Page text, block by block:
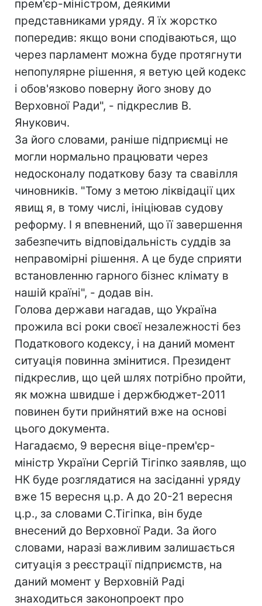
прем'єр-міністром, деякими
представниками уряду. Я їх жорстко
попередив: якщо вони сподіваються, що
через парламент можна буде протягнути
непопулярне рішення, я ветую цей кодекс
і обов'язково поверну його знову до
Верховної Ради", - підкреслив В.
Янукович.
За його словами, раніше підприємці не
могли нормально працювати через
недосконалу податкову базу та свавілля
чиновників. "Тому з метою ліквідації цих
явищ я, в тому числі, ініціював судову
реформу. І я впевнений, що її завершення
забезпечить відповідальність суддів за
неправомірні рішення. А це буде сприяти
встановленню гарного бізнес клімату в
нашій країні", - додав він.
Голова держави нагадав, що Україна
прожила всі роки своєї незалежності без
Податкового кодексу, і на даний момент
ситуація повинна змінитися. Президент
підкреслив, що цей шлях потрібно пройти,
як можна швидше і держбюджет-2011
повинен бути прийнятий вже на основі
цього документа.
Нагадаємо, 9 вересня віце-прем'єр-
міністр України Сергій Тігіпко заявляв, що
НК буде розглядатися на засіданні уряду
вже 15 вересня ц.р. А до 20-21 вересня
ц.р., за словами С.Тігіпка, він буде
внесений до Верховної Ради. За його
словами, наразі важливим залишається
ситуація з реєстрації підприємств, на
даний момент у Верховній Раді
знаходиться законопроект про